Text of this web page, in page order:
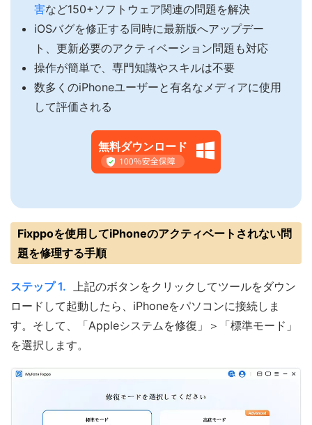
害など150+ソフトウェア関連の問題を解決
iOSバグを修正する同時に最新版へアップデー
ト、更新必要のアクティベーション問題も対応
操作が簡単で、専門知識やスキルは不要
数多くのiPhoneユーザーと有名なメディアに使用
して評価される
無料ダウンロード
Fixppoを使用してiPhoneのアクティベートされない問
題を修理する手順
ステップ 1.
上記のボタンをクリックしてツールをダウン
ロードして起動したら、iPhoneをパソコンに接続しま
す。そして、「Appleシステムを修復」＞「標準モード」
を選択します。